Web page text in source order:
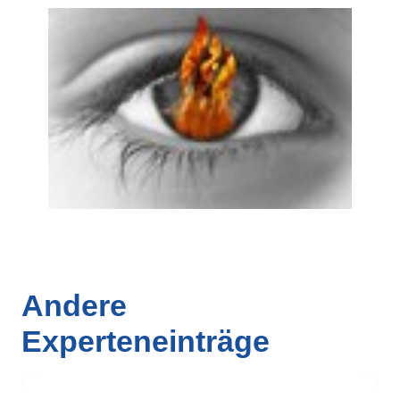
Andere
Experteneinträge